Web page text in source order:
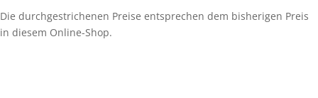
Die durchgestrichenen Preise entsprechen dem bisherigen Preis
in diesem Online-Shop.